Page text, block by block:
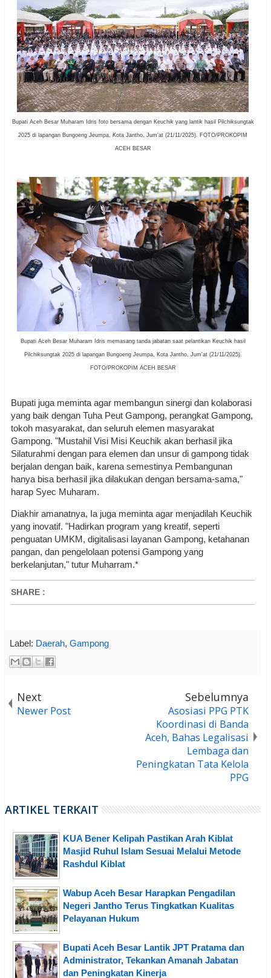
Bupati Aceh Besar Muharam Idris foto bersama dengan Keuchik yang lantik hasil Pilchiksungtak
2025 di lapangan Bungoeng Jeumpa, Kota Jantho, Jum'at (21/11/2025). FOTO/PROKOPIM
ACEH BESAR
Bupati Aceh Besar Muharam Idris memasang tanda jabatan saat pelantikan Keuchik hasil
Pilchiksungtak 2025 di lapangan Bungoeng Jeumpa, Kota Jantho, Jum'at (21/11/2025).
FOTO/PROKOPIM ACEH BESAR
Bupati juga meminta agar membangun sinergi dan kolaborasi
yang baik dengan Tuha Peut Gampong, perangkat Gampong,
tokoh masyarakat, dan seluruh elemen masyarakat
Gampong. "Mustahil Visi Misi Keuchik akan berhasil jika
Silaturahmi dengan para elemen dan unsur di gampong tidak
berjalan dengan baik, karena semestinya Pembangunan
hanya bisa berhasil jika dilakukan dengan bersama-sama,"
harap Syec Muharam.
Diakhir amanatnya, Ia juga meminta agar menjadilah Keuchik
yang inovatif. "Hadirkan program yang kreatif, seperti
penguatan UMKM, digitalisasi layanan Gampong, ketahanan
pangan, dan pengelolaan potensi Gampong yang
berkelanjutan," tutur Muharram.*
SHARE :
Label: Daerah, Gampong
Next
Newer Post
Sebelumnya
Asosiasi PPG PTK
Koordinasi di Banda
Aceh, Bahas Legalisasi
Lembaga dan
Peningkatan Tata Kelola
PPG
ARTIKEL TERKAIT
KUA Bener Kelipah Pastikan Arah Kiblat
Masjid Ruhul Islam Sesuai Melalui Metode
Rashdul Kiblat
Wabup Aceh Besar Harapkan Pengadilan
Negeri Jantho Terus Tingkatkan Kualitas
Pelayanan Hukum
Bupati Aceh Besar Lantik JPT Pratama dan
Administrator, Tekankan Amanah Jabatan
dan Peningkatan Kinerja